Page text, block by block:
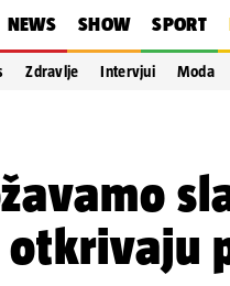
NEWS SHOW SPORT
Zdravlje Intervjui Moda
otkrivaju